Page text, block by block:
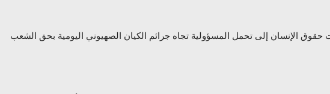
حقوق الإنسان إلى تحمل المسؤولية تجاه جرائم الكيان الصهيوني اليومية بحق الشعب